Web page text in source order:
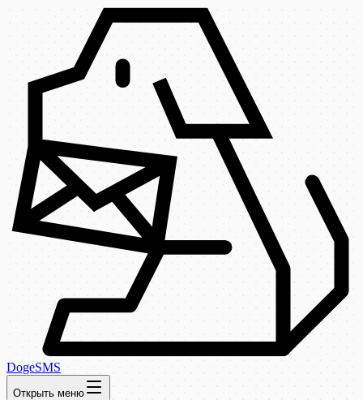
DogeSMS
Открыть меню